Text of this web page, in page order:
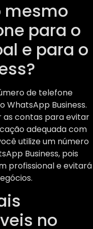
mesmo
para o
e para o
de telefone
WhatsApp Business.
contas para evitar
adequada com
utilize um número
Business, pois
profissional e evitará
no